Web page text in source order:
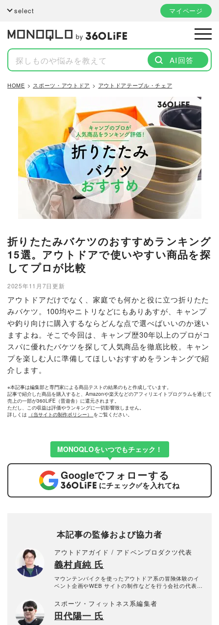
select マイページ
by
AI回答
HOME スポーツ・アウトドア アウトドアテーブル・チェア
折りたたみバケツのおすすめランキング
15選。アウトドアで使いやすい商品を探
してプロが比較
2025年11月7日更新
アウトドアだけでなく、家庭でも何かと役に立つ折りたた
みバケツ。100均やニトリなどにもありあすが、キャンプ
や釣り向けに購入するならどんな点で選べばいいのか迷い
ますよね。そこで今回は、キャンプ歴30年以上のプロがコ
スパに優れたバケツを探して人気商品を徹底比較。キャン
プを楽しむ人に準備してほしいおすすめをランキングで紹
介します。
※本記事は編集部と専門家による商品テストの結果のもと作成しています。
記事で紹介した商品を購入すると、Amazonや楽天などのアフィリエイトプログラムを通じて
売上の一部が360LiFE（晋遊舎）に還元されます。
ただし、この収益は評価やランキングに一切影響致しません。
詳しくは
（当サイトの制作ポリシー） をご覧ください。
MONOQLOをいつでもチェック！
Googleでフォローする
にチェック✅を入れてね
本記事の監修および協力者
アウトドアガイド / アドベンプロダクツ代表
義村貞純 氏
マウンテンバイクを使ったアウトドア系の冒険体験のイ
ベント企画やWEB サイトの制作などを行う会社の代表取
スポーツ・フィットネス系編集者
田代陽一 氏